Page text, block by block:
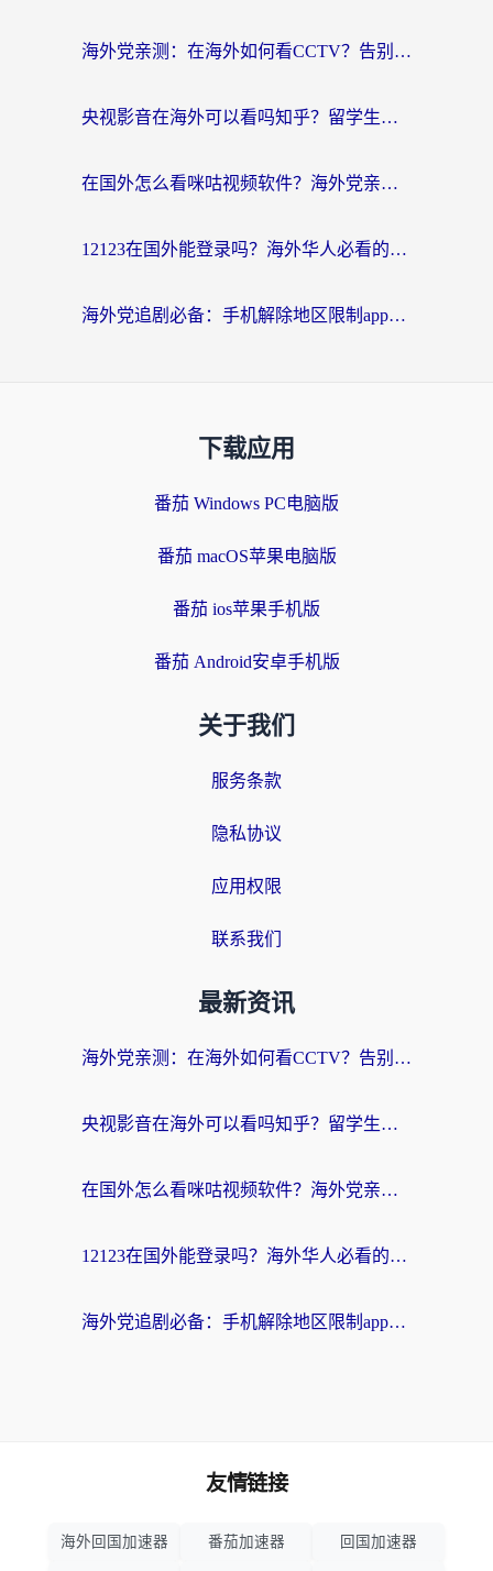
海外党亲测：在海外如何看CCTV？告别“仅限大陆播放”的实用指南
央视影音在海外可以看吗知乎？留学生亲测：3步解决地域限制+追剧自由
在国外怎么看咪咕视频软件？海外党亲测有效的回国加速方案
12123在国外能登录吗？海外华人必看的回国加速实用指南
海外党追剧必备：手机解除地区限制app怎么选？解决央视视频&国内剧地区限制全指南
下载应用
番茄 Windows PC电脑版
番茄 macOS苹果电脑版
番茄 ios苹果手机版
番茄 Android安卓手机版
关于我们
服务条款
隐私协议
应用权限
联系我们
最新资讯
海外党亲测：在海外如何看CCTV？告别“仅限大陆播放”的实用指南
央视影音在海外可以看吗知乎？留学生亲测：3步解决地域限制+追剧自由
在国外怎么看咪咕视频软件？海外党亲测有效的回国加速方案
12123在国外能登录吗？海外华人必看的回国加速实用指南
海外党追剧必备：手机解除地区限制app怎么选？解决央视视频&国内剧地区限制全指南
友情链接
海外回国加速器 番茄加速器 回国加速器